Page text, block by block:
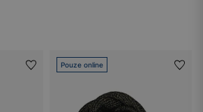
Pouze online